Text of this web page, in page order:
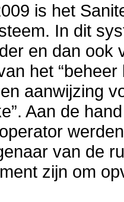
is het
In dit
en dan ook
het
aanwijzing
Aan de
van de
zijn om